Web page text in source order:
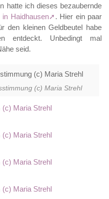
hatte ich dieses bezaubernde
Haidhausen
. Hier ein paar
den kleinen Geldbeutel habe
entdeckt. Unbedingt mal
seid.
(c) Maria Strehl